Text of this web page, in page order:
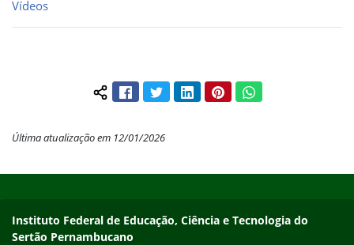
Vídeos
Compartilhar conteúdo:
FacebookTwitterLinkedInPinterestWhatsApp
Última atualização em 12/01/2026
Endereço
Instituto Federal de Educação, Ciência e Tecnologia do
Sertão Pernambucano